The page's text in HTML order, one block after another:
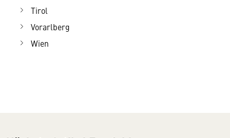
Tirol
Vorarlberg
Wien